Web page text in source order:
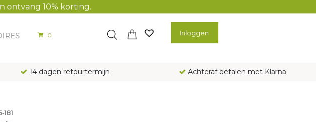
ontvang 10% korting.
0 Inloggen
14 dagen retourtermijn Achteraf betalen met Klarna
181